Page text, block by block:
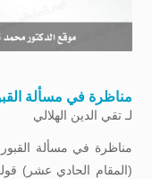
مناظرة في مسألة
لـتقي الدين الهلالي
(المقام الحادي عشر)